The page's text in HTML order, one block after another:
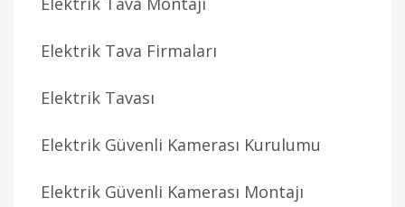
Elektrik Tava Firmaları
Elektrik Tavası
Elektrik Güvenli Kamerası Kurulumu
Elektrik Güvenli Kamerası Montajı